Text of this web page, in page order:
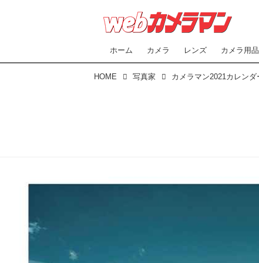
ホーム カメラ レンズ カメラ用品
HOME 写真家